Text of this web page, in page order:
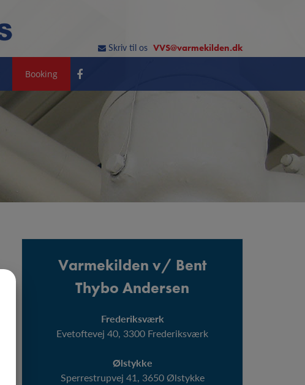
Skriv til os VVS@varmekilden.dk
Booking
Varmekilden v/ Bent
Thybo Andersen
Frederiksværk
Evetoftevej 40​, 3300 Frederiksværk​
Ølstykke
Sperrestrupvej 41​, 3650 Ølstykke​